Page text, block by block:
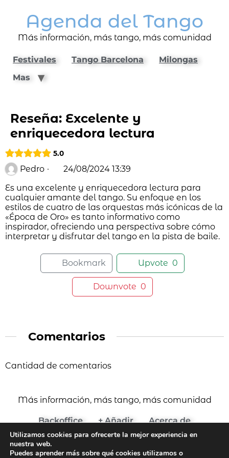
Agenda del Tango
Más información, más tango, más comunidad
Festivales Tango Barcelona
Milongas
Mas
Reseña: Excelente y
enriquecedora lectura
5.0
Pedro ·
24/08/2024 13:39
Es una excelente y enriquecedora lectura para
cualquier amante del tango. Su enfoque en los
estilos de cuatro de las orquestas más icónicas de la
«Época de Oro» es tanto informativo como
inspirador, ofreciendo una perspectiva sobre cómo
interpretar y disfrutar del tango en la pista de baile.
Bookmark Upvote 0
Downvote 0
Comentarios
Cantidad de comentarios
Más información, más tango, más comunidad
Backoffice + Añadir
Acerca de
(c) 2024 Agenda del Tango
Aviso Legal y Términos de Uso
Utilizamos cookies para ofrecerte la mejor experiencia en
nuestra web.
Puedes aprender más sobre qué cookies utilizamos o